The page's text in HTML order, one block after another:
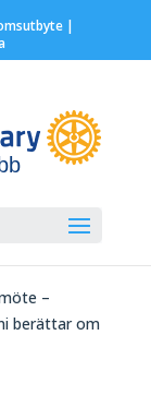
|
–
berättar om